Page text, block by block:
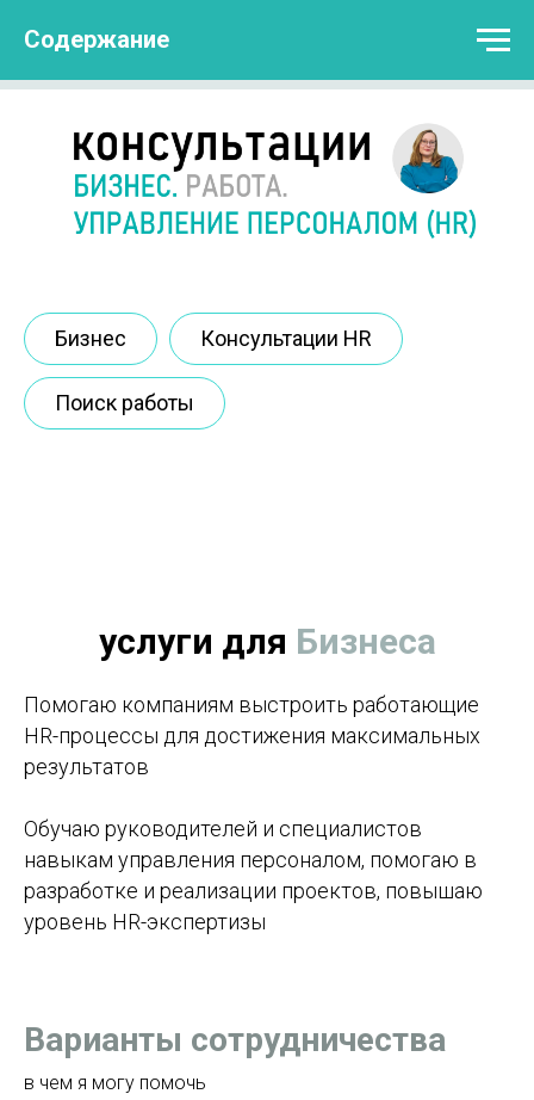
Содержание
Бизнес Консультации HR
Поиск работы
услуги для Бизнеса
Помогаю компаниям выстроить работающие
HR-процессы для достижения максимальных
результатов
Обучаю руководителей и специалистов
навыкам управления персоналом, помогаю в
разработке и реализации проектов, повышаю
уровень HR-экспертизы
Варианты сотрудничества
в чем я могу помочь